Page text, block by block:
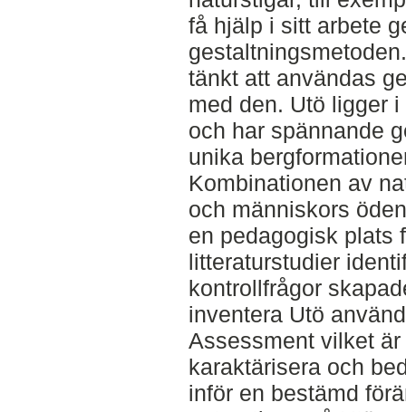
få hjälp i sitt arbete
tänkt att användas
med den. Utö ligger
och har spännande
unika
Kombinationen av
och människors
en pedagogisk plats
litteraturstudier
kontrollfrågor
inventera Utö
Assessment vilket
karaktärisera och
inför en bestämd